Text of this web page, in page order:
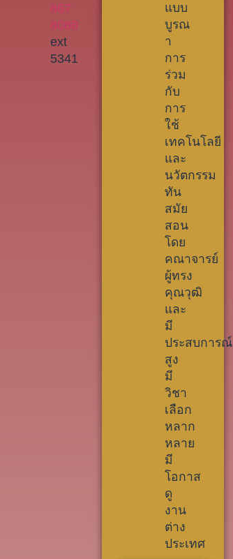
867
8088
ext
5341
แบบ
บูรณ
า
การ
ร่วม
กับ
การ
ใช้
เทคโนโลยี
และ
นวัตกรรม
ทัน
สมัย
สอน
โดย
คณาจารย์
ผู้ทรง
คุณวุฒิ
และ
มี
ประสบการณ์
สูง
มี
วิชา
เลือก
หลาก
หลาย
มี
โอกาส
ดู
งาน
ต่าง
ประเทศ